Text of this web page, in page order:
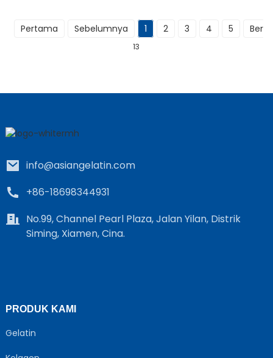
Pertama Sebelumnya 1 2 3 4 5
13
info@asiangelatin.com
+86-18698344931
No.99, Channel Pearl Plaza, Jalan Yilan, Distrik
Siming, Xiamen, Cina.
PRODUK KAMI
Gelatin